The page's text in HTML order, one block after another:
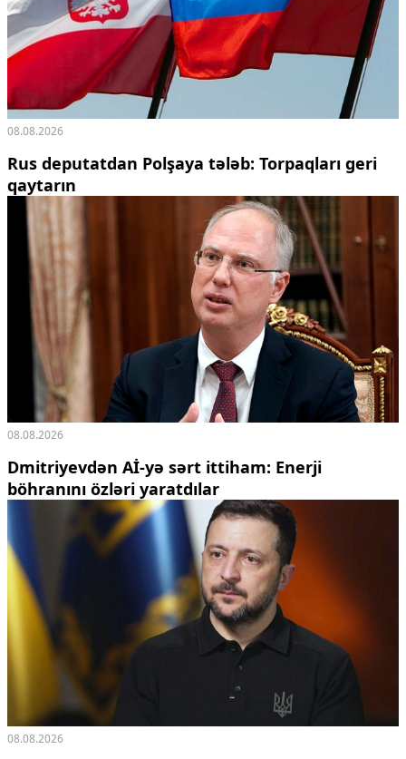
Ekologiya
Zəfər - 5
Gənclər və İdman
Media və QHT
Hadisə
Sağlamlıq
Sosium
Mənəvi dəyərlər
Texnologiya
Mətbuat-150
Əlaqə
Missiyamız
08.08.2026
Rus deputatdan Polşaya tələb: Torpaqları geri
qaytarın
08.08.2026
Dmitriyevdən Aİ-yə sərt ittiham: Enerji
böhranını özləri yaratdılar
08.08.2026